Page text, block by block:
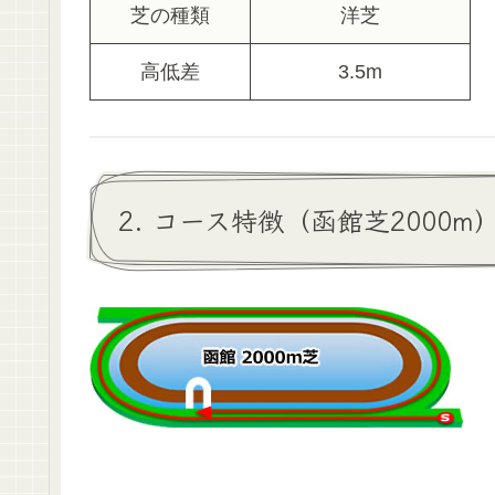
芝の種類 洋芝
高低差 3.5m
2. コース特徴（函館芝2000m